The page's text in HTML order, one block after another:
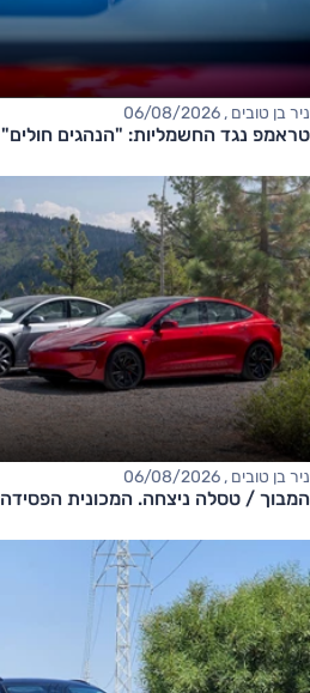
ניר בן טובים , 06/08/2026
טראמפ נגד החשמליות: "הנהגים חולים"
ניר בן טובים , 06/08/2026
המבוך / טסלה ניצחה. המכונית הפסידה